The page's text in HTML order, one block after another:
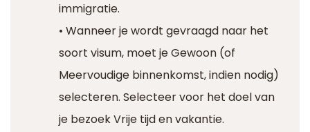
immigratie.
• Wanneer je wordt gevraagd naar het
soort visum, moet je Gewoon (of
Meervoudige binnenkomst, indien nodig)
selecteren. Selecteer voor het doel van
je bezoek Vrije tijd en vakantie.